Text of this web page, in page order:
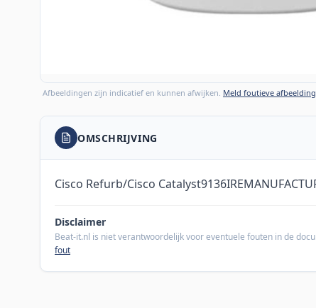
Afbeeldingen zijn indicatief en kunnen afwijken. Meld foutieve afbeelding
OMSCHRIJVING
Cisco Refurb/Cisco
Disclaimer
Beat-it.nl is niet verantwoordelijk voor eventuele fouten in de
fout